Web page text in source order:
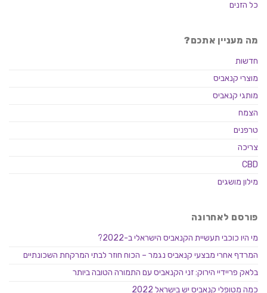
כל הזנים
מה מעניין אתכם?
חדשות
מוצרי קנאביס
מותגי קנאביס
הצמח
טרפנים
צריכה
CBD
מילון מושגים
פורסם לאחרונה
מי היו כוכבי תעשיית הקנאביס הישראלי ב-2022?
המרדף אחרי מבצעי קנאביס נגמר – הכוח חוזר לבתי המרקחת השכונתיים
בלאק פריידיי הירוק: זני הקנאביס עם התמורה הטובה ביותר
כמה מטופלי קנאביס יש בישראל 2022